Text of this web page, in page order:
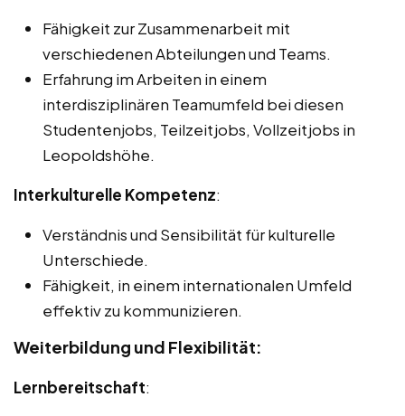
Fähigkeit zur Zusammenarbeit mit
verschiedenen Abteilungen und Teams.
Erfahrung im Arbeiten in einem
interdisziplinären Teamumfeld bei diesen
Studentenjobs, Teilzeitjobs, Vollzeitjobs in
Leopoldshöhe.
Interkulturelle Kompetenz:
Verständnis und Sensibilität für kulturelle
Unterschiede.
Fähigkeit, in einem internationalen Umfeld
effektiv zu kommunizieren.
Weiterbildung und Flexibilität:
Lernbereitschaft: